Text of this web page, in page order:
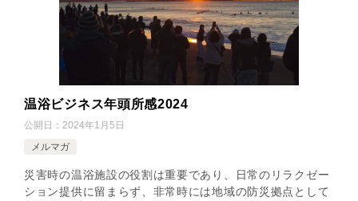
温浴ビジネス年頭所感2024
公開日： 2024年1月5日
メルマガ
災害時の温浴施設の役割は重要であり、日常のリラクゼー
ション提供に留まらず、非常時には地域の防災拠点として